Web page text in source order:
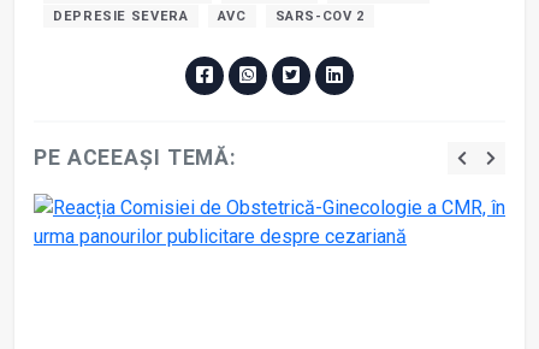
DEPRESIE SEVERA AVC SARS-COV 2
PE ACEEAȘI TEMĂ: